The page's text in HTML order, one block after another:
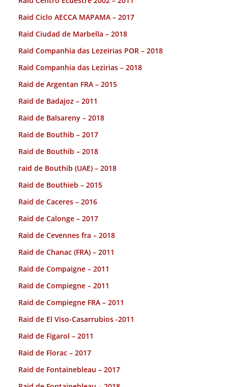
Raid Ciclo AECCA MAPAMA – 2017
Raid Ciudad de Marbella – 2018
Raid Companhia das Lezeirias POR – 2018
Raid Companhia das Lezirias – 2018
Raid de Argentan FRA – 2015
Raid de Badajoz – 2011
Raid de Balsareny – 2018
Raid de Bouthib – 2017
Raid de Bouthib – 2018
raid de Bouthib (UAE) – 2018
Raid de Bouthieb – 2015
Raid de Caceres – 2016
Raid de Calonge – 2017
Raid de Cevennes fra – 2018
Raid de Chanac (FRA) – 2011
Raid de Compaigne – 2011
Raid de Compiegne – 2011
Raid de Compiegne FRA – 2011
Raid de El Viso-Casarrubios -2011
Raid de Figarol – 2011
Raid de Florac – 2017
Raid de Fontainebleau – 2017